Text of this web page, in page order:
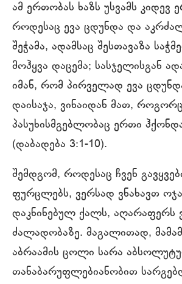
ამ ერთობას ხაზს უსვამს კიდევ
როდესაც ევა ცდუნდა და
შეჭამა, ადამსაც შესთავაზა
მოჰყვა დაცემა; სასჯელისგან
იმან, რომ პირველად ევა
დაისაჯა, ვინაიდან მათ,
პასუხისმგებლობაც ერთი
(დაბადება 3:1-10).
შემდგომ, როდესაც ჩვენ
ფურცლებს, ვერსად ვნახავთ
დაკნინებულ ქალს, აღარაფერს
ძალადობაზე. მაგალითად,
აბრაამის ცოლი სარა
თანაბარუფლებიანობით